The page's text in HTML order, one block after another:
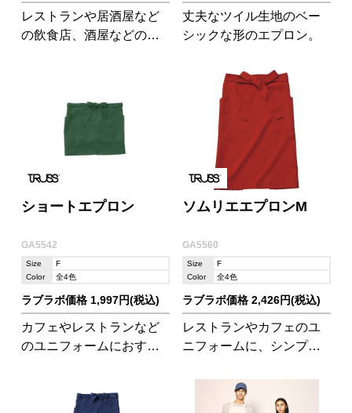
レストランや居酒屋など
の飲食店、酒屋などの仕
丈夫なツイル生地のベー
シックな形のエプロン。
ショートエプロン
GA5542
Size
F
Color
全4色
ラブラボ価格 1,997円(税込)
カフェやレストランなど
のユニフォームにおすす
ソムリエエプロンM
GA5560
Size
F
Color
全4色
ラブラボ価格 2,426円(税込)
レストランやカフェのユ
ニフォームに、シンプル
プロン